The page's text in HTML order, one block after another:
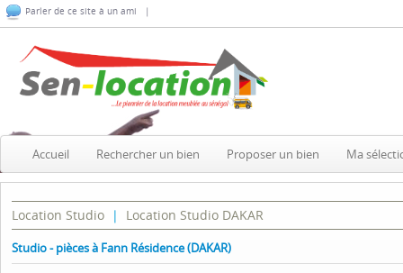
Parler de ce site à un ami |
Accueil Rechercher un bien Proposer un bien Ma
Location Studio | Location Studio DAKAR
Studio - pièces à Fann Résidence (DAKAR)